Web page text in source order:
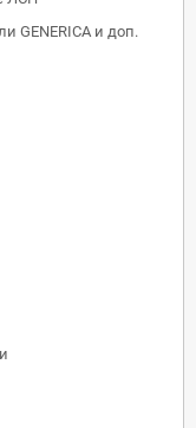
GENERICA и доп.